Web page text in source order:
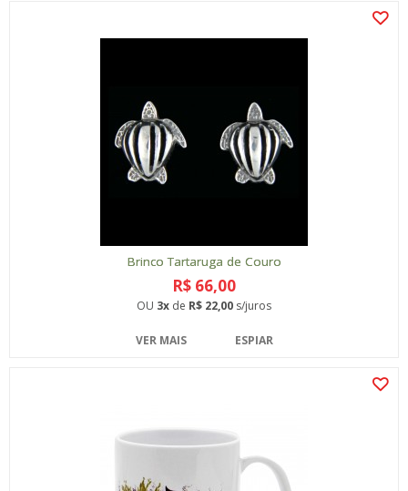
Brinco Tartaruga de Couro
R$ 66,00
OU 3x de R$ 22,00 s/juros
VER MAIS ESPIAR